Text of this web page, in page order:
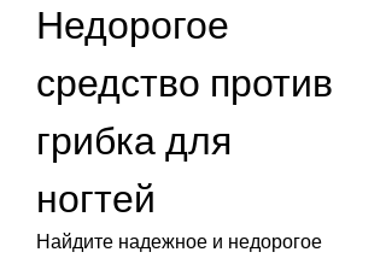
Недорогое
средство против
грибка для
ногтей
Найдите надежное и недорогое